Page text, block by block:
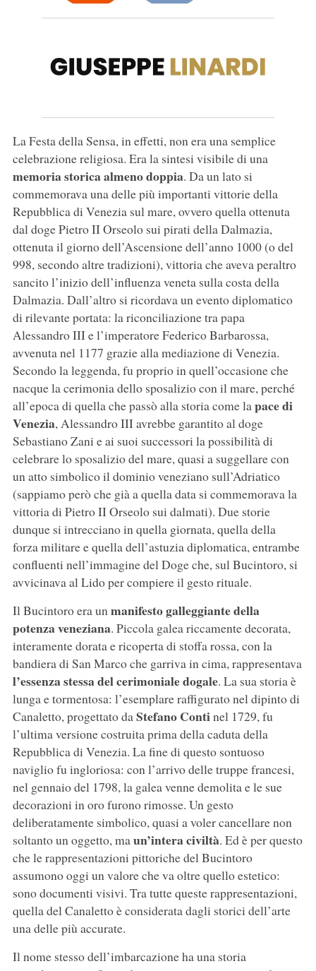
La Festa della Sensa, in effetti, non era una semplice
celebrazione religiosa. Era la sintesi visibile di una
memoria storica almeno doppia. Da un lato si
commemorava una delle più importanti vittorie della
Repubblica di Venezia sul mare, ovvero quella ottenuta
dal doge Pietro II Orseolo sui pirati della Dalmazia,
ottenuta il giorno dell’Ascensione dell’anno 1000 (o del
998, secondo altre tradizioni), vittoria che aveva peraltro
sancito l’inizio dell’influenza veneta sulla costa della
Dalmazia. Dall’altro si ricordava un evento diplomatico
di rilevante portata: la riconciliazione tra papa
Alessandro III e l’imperatore Federico Barbarossa,
avvenuta nel 1177 grazie alla mediazione di Venezia.
Secondo la leggenda, fu proprio in quell’occasione che
nacque la cerimonia dello sposalizio con il mare, perché
all’epoca di quella che passò alla storia come lapace di
Venezia, Alessandro III avrebbe garantito al doge
Sebastiano Zani e ai suoi successori la possibilità di
celebrare lo sposalizio del mare, quasi a suggellare con
un atto simbolico il dominio veneziano sull’Adriatico
(sappiamo però che già a quella data si commemorava la
vittoria di Pietro II Orseolo sui dalmati). Due storie
dunque si intrecciano in quella giornata, quella della
forza militare e quella dell’astuzia diplomatica, entrambe
confluenti nell’immagine del Doge che, sul Bucintoro, si
avvicinava al Lido per compiere il gesto rituale.
Il Bucintoro era unmanifesto galleggiante della
potenza veneziana. Piccola galea riccamente decorata,
interamente dorata e ricoperta di stoffa rossa, con la
bandiera di San Marco che garriva in cima, rappresentava
l’essenza stessa del cerimoniale dogale. La sua storia è
lunga e tormentosa: l’esemplare raffigurato nel dipinto di
Canaletto, progettato daStefano Continel 1729, fu
l’ultima versione costruita prima della caduta della
Repubblica di Venezia. La fine di questo sontuoso
naviglio fu ingloriosa: con l’arrivo delle truppe francesi,
nel gennaio del 1798, la galea venne demolita e le sue
decorazioni in oro furono rimosse. Un gesto
deliberatamente simbolico, quasi a voler cancellare non
soltanto un oggetto, maun’intera civiltà. Ed è per questo
che le rappresentazioni pittoriche del Bucintoro
assumono oggi un valore che va oltre quello estetico:
sono documenti visivi. Tra tutte queste rappresentazioni,
quella del Canaletto è considerata dagli storici dell’arte
una delle più accurate.
Il nome stesso dell’imbarcazione ha una storia